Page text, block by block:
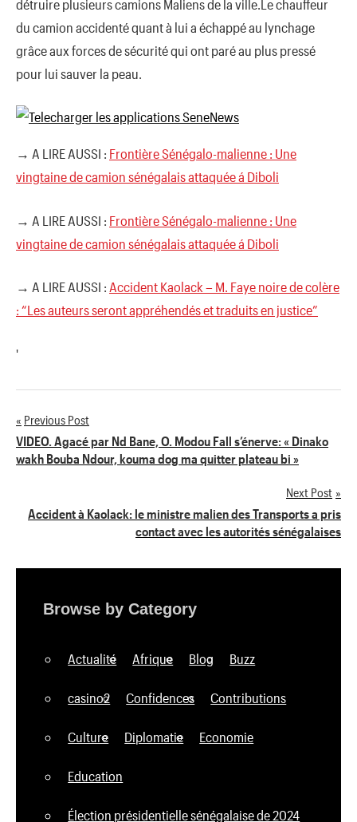
détruire plusieurs camions Maliens de la ville.Le chauffeur
du camion accidenté quant à lui a échappé au lynchage
grâce aux forces de sécurité qui ont paré au plus pressé
pour lui sauver la peau.
→ A LIRE AUSSI : Frontière Sénégalo-malienne : Une
vingtaine de camion sénégalais attaquée á Diboli
→ A LIRE AUSSI : Frontière Sénégalo-malienne : Une
vingtaine de camion sénégalais attaquée á Diboli
→ A LIRE AUSSI : Accident Kaolack – M. Faye noire de colère
: “Les auteurs seront appréhendés et traduits en justice”
'
Navigation
de
Previous Post
VIDEO. Agacé par Nd Bane, O. Modou Fall s’énerve: « Dinako
wakh Bouba Ndour, kouma dog ma quitter plateau bi »
Next Post
Accident à Kaolack: le ministre malien des Transports a pris
contact avec les autorités sénégalaises
Browse by Category
Actualité Afrique Blog Buzz
casino2 Confidences Contributions
Culture Diplomatie Economie
Education
Élection présidentielle sénégalaise de 2024